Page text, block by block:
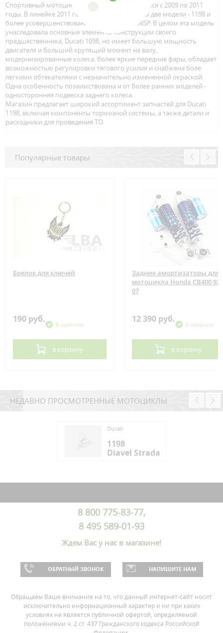
Спортивный мотоцикл Ducati 1198 производился с 2009 по 2011
годы. В линейке 2011 года были представлены две модели - 1198 и
более усовершенствованный вариант - 1198SP. В целом эта модель
унаследовала основные элементы конструкции своего
предшественника, Ducati 1098, но имеет большую мощность
двигателя и больший крутящий момент на валу,
модернизированные колеса, более яркие передние фары, обладает
возможностью регулировки тягового усилия и снабжена боле
легкими обтекателями с незначительно измененной окраской.
Одна особенность позаимствована и от более ранних моделей -
односторонняя подвеска заднего колеса.
Магазин предлагает широкий ассортимент запчастей для Ducati
1198, включая компоненты тормозной системы, а также детали и
расходники для проведения ТО.
Популярные товары
Брелок для ключей
190 руб.
В наличии
в корзину
Задние амортизаторы для
мотоцикла Honda CB400 92-
07
12 390 руб.
В наличии
в корзину
НЕДАВНО ПРОСМОТРЕННЫЕ МОТОЦИКЛЫ
Ducati
1198
Diavel Strada
8 800 775-83-77,
8 495 589-01-93
Ждем Вас у нас в магазине!
ОБРАТНЫЙ ЗВОНОК НАПИШИТЕ НАМ
Обращаем Ваше внимание на то, что данный интернет-сайт носит
исключительно информационный характер и ни при каких
условиях не является публичной офертой, определяемой
положениями ч. 2 ст. 437 Гражданского кодекса Российской